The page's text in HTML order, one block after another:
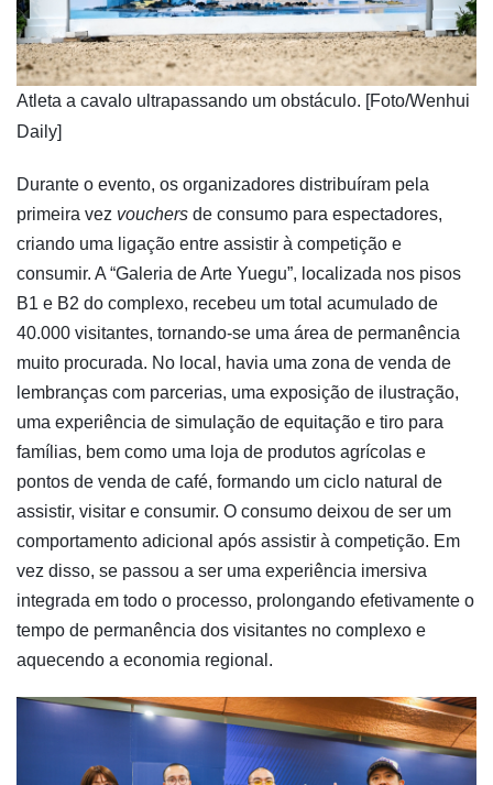
Atleta a cavalo ultrapassando um obstáculo. [Foto/Wenhui
Daily]
Durante o evento, os organizadores distribuíram pela
primeira vez vouchers de consumo para espectadores,
criando uma ligação entre assistir à competição e
consumir. A “Galeria de Arte Yuegu”, localizada nos pisos
B1 e B2 do complexo, recebeu um total acumulado de
40.000 visitantes, tornando-se uma área de permanência
muito procurada. No local, havia uma zona de venda de
lembranças com parcerias, uma exposição de ilustração,
uma experiência de simulação de equitação e tiro para
famílias, bem como uma loja de produtos agrícolas e
pontos de venda de café, formando um ciclo natural de
assistir, visitar e consumir. O consumo deixou de ser um
comportamento adicional após assistir à competição. Em
vez disso, se passou a ser uma experiência imersiva
integrada em todo o processo, prolongando efetivamente o
tempo de permanência dos visitantes no complexo e
aquecendo a economia regional.